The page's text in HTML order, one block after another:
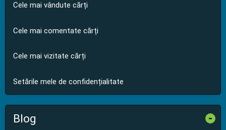
Cele mai vândute cărți
Cele mai comentate cărți
Cele mai vizitate cărți
Setările mele de confidențialitate
Blog -